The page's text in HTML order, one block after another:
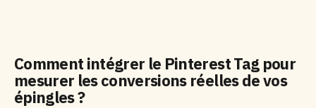
Comment intégrer le Pinterest Tag pour
mesurer les conversions réelles de vos
épingles ?